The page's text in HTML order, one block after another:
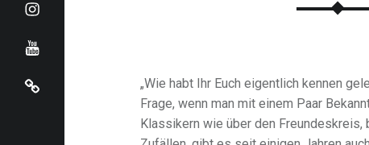
„Wie habt Ihr Euch eigentlich kennen
Frage, wenn man mit einem Paar
Klassikern wie über den